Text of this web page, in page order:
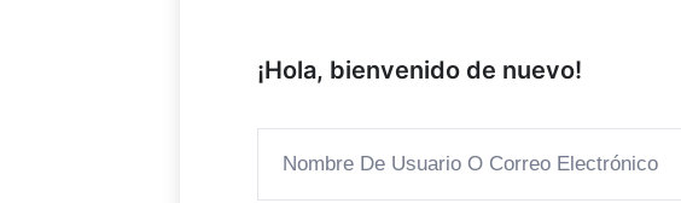
¡Hola, bienvenido de nuevo!